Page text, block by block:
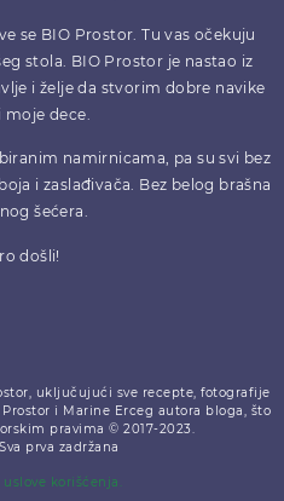
se BIO Prostor. Tu vas očekuju
stola. BIO Prostor je nastao iz
i želje da stvorim dobre navike
moje dece.
namirnicama, pa su svi bez
i zaslađivača. Bez belog brašna
šećera.
došli!
uključujući sve recepte, fotografije
i Marine Erceg autora bloga, što
pravima © 2017-2023.
prva zadržana
korišćenja.